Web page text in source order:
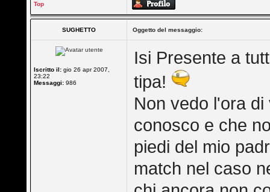
Top
SUGHETTO Oggetto del messaggio:
Iscritto il: gio 26 apr 2007,
23:22
Messaggi: 986
Isi Presente a
tipa!
Non vedo l'ora
conosco e che
piedi del mio
match nel caso